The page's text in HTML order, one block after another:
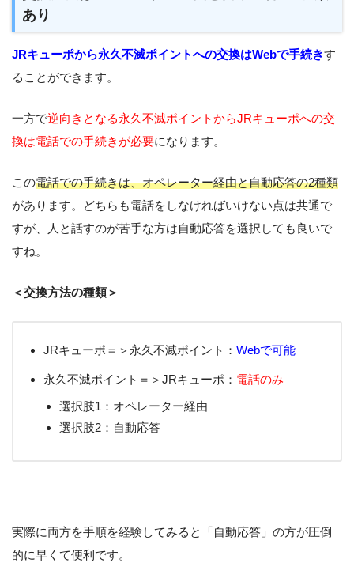
あり
JRキューポから永久不滅ポイントへの交換はWebで手続きす
ることができます。
一方で逆向きとなる永久不滅ポイントからJRキューポへの交
換は電話での手続きが必要になります。
この電話での手続きは、オペレーター経由と自動応答の2種類
があります。どちらも電話をしなければいけない点は共通で
すが、人と話すのが苦手な方は自動応答を選択しても良いで
すね。
＜交換方法の種類＞
JRキューポ＝＞永久不滅ポイント： Webで可能
永久不滅ポイント＝＞JRキューポ： 電話のみ
選択肢1：オペレーター経由
選択肢2：自動応答
実際に両方を手順を経験してみると「自動応答」の方が圧倒
的に早くて便利です。